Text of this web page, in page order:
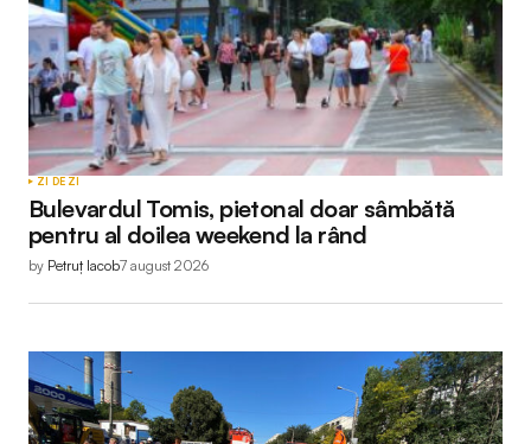
ZI DE ZI
Bulevardul Tomis, pietonal doar sâmbătă
pentru al doilea weekend la rând
by Petruț Iacob7 august 2026